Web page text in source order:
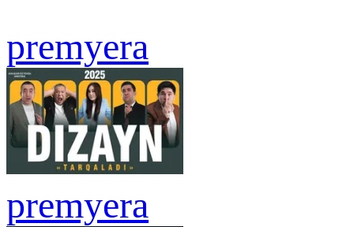
premyera
premyera